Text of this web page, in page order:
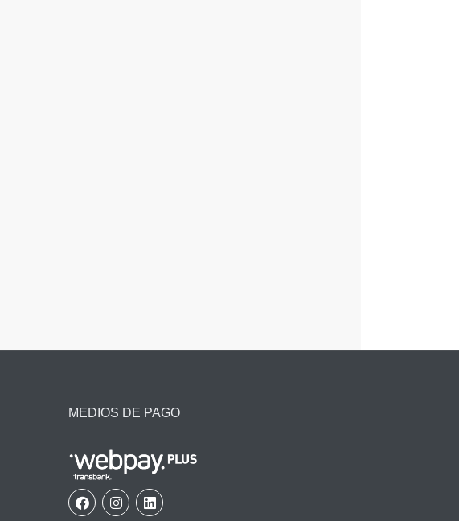
MEDIOS DE PAGO